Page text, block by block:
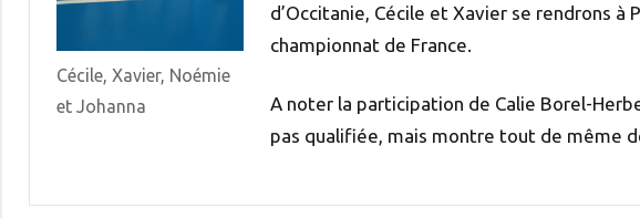
Cécile, Xavier, Noémie
et Johanna
d’Occitanie, Cécile et Xavier se rendrons à
championnat de France.
A noter la participation de Calie Borel-
pas qualifiée, mais montre tout de même